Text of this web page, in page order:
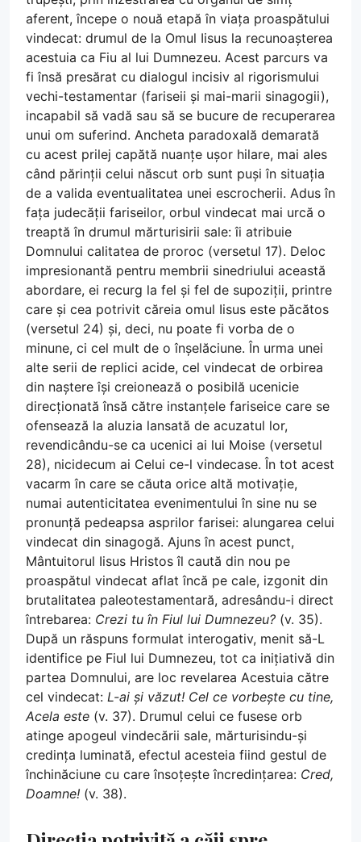
aferent, începe o nouă etapă în viața proaspătului
vindecat: drumul de la Omul Iisus la recunoașterea
acestuia ca Fiu al lui Dumnezeu. Acest parcurs va
fi însă presărat cu dialogul incisiv al rigorismului
vechi-testamentar (fariseii și mai-marii sinagogii),
incapabil să vadă sau să se bucure de recuperarea
unui om suferind. Ancheta paradoxală demarată
cu acest prilej capătă nuanțe ușor hilare, mai ales
când părinții celui născut orb sunt puși în situația
de a valida eventualitatea unei escrocherii. Adus în
fața judecății fariseilor, orbul vindecat mai urcă o
treaptă în drumul mărturisirii sale: îi atribuie
Domnului calitatea de proroc (versetul 17). Deloc
impresionantă pentru membrii sinedriului această
abordare, ei recurg la fel și fel de supoziții, printre
care și cea potrivit căreia omul Iisus este păcătos
(versetul 24) și, deci, nu poate fi vorba de o
minune, ci cel mult de o înșelăciune. În urma unei
alte serii de replici acide, cel vindecat de orbirea
din naștere își creionează o posibilă ucenicie
direcționată însă către instanțele fariseice care se
ofensează la aluzia lansată de acuzatul lor,
revendicându-se ca ucenici ai lui Moise (versetul
28), nicidecum ai Celui ce-l vindecase. În tot acest
vacarm în care se căuta orice altă motivație,
numai autenticitatea evenimentului în sine nu se
pronunță pedeapsa asprilor farisei: alungarea celui
vindecat din sinagogă. Ajuns în acest punct,
Mântuitorul Iisus Hristos îl caută din nou pe
proaspătul vindecat aflat încă pe cale, izgonit din
brutalitatea paleotestamentară, adresându-i direct
întrebarea: Crezi tu în Fiul lui Dumnezeu? (v. 35).
După un răspuns formulat interogativ, menit să-L
identifice pe Fiul lui Dumnezeu, tot ca inițiativă din
partea Domnului, are loc revelarea Acestuia către
cel vindecat: L-ai și văzut! Cel ce vorbește cu tine,
Acela este (v. 37). Drumul celui ce fusese orb
atinge apogeul vindecării sale, mărturisindu-și
credința luminată, efectul acesteia fiind gestul de
închinăciune cu care însoțește încredințarea: Cred,
Doamne! (v. 38).